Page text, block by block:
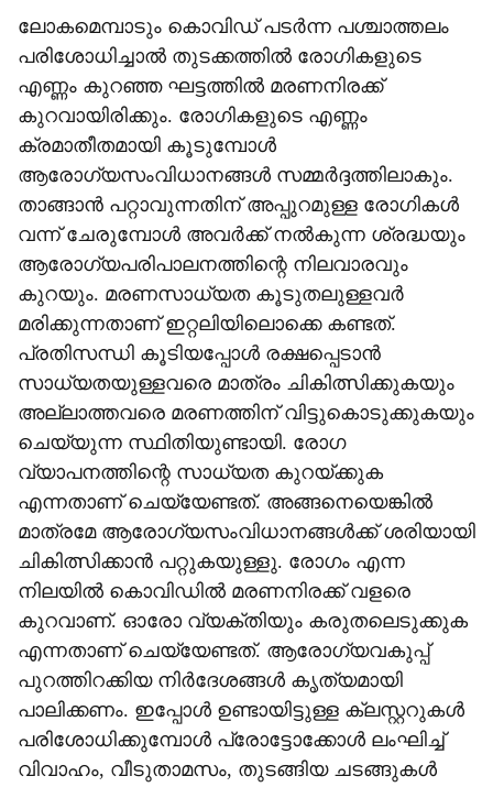
ലോകമെമ്പാടും കൊവിഡ് പടര്‍ന്ന പശ്ചാത്തലം
പരിശോധിച്ചാല്‍ തുടക്കത്തില്‍ രോഗികളുടെ
എണ്ണം കുറഞ്ഞ ഘട്ടത്തില്‍ മരണനിരക്ക്
കുറവായിരിക്കും. രോഗികളുടെ എണ്ണം
ക്രമാതീതമായി കൂടുമ്പോള്‍
ആരോഗ്യസംവിധാനങ്ങള്‍ സമ്മര്‍ദ്ദത്തിലാകും.
താങ്ങാന്‍ പറ്റാവുന്നതിന് അപ്പുറമുള്ള രോഗികള്‍
വന്ന് ചേരുമ്പോള്‍ അവര്‍ക്ക് നല്‍കുന്ന ശ്രദ്ധയും
ആരോഗ്യപരിപാലനത്തിന്റെ നിലവാരവും
കുറയും. മരണസാധ്യത കൂടുതലുള്ളവര്‍
മരിക്കുന്നതാണ് ഇറ്റലിയിലൊക്കെ കണ്ടത്.
പ്രതിസന്ധി കൂടിയപ്പോള്‍ രക്ഷപ്പെടാന്‍
സാധ്യതയുള്ളവരെ മാത്രം ചികിത്സിക്കുകയും
അല്ലാത്തവരെ മരണത്തിന് വിട്ടുകൊടുക്കുകയും
ചെയ്യുന്ന സ്ഥിതിയുണ്ടായി. രോഗ
വ്യാപനത്തിന്റെ സാധ്യത കുറയ്ക്കുക
എന്നതാണ് ചെയ്യേണ്ടത്. അങ്ങനെയെങ്കില്‍
മാത്രമേ ആരോഗ്യസംവിധാനങ്ങള്‍ക്ക് ശരിയായി
ചികിത്സിക്കാന്‍ പറ്റുകയുള്ളു. രോഗം എന്ന
നിലയില്‍ കൊവിഡില്‍ മരണനിരക്ക് വളരെ
കുറവാണ്. ഓരോ വ്യക്തിയും കരുതലെടുക്കുക
എന്നതാണ് ചെയ്യേണ്ടത്. ആരോഗ്യവകുപ്പ്
പുറത്തിറക്കിയ നിര്‍ദേശങ്ങള്‍ കൃത്യമായി
പാലിക്കണം. ഇപ്പോള്‍ ഉണ്ടായിട്ടുള്ള ക്ലസ്റ്ററുകള്‍
പരിശോധിക്കുമ്പോള്‍ പ്രോട്ടോക്കോള്‍ ലംഘിച്ച്
വിവാഹം, വീടുതാമസം, തുടങ്ങിയ ചടങ്ങുകള്‍